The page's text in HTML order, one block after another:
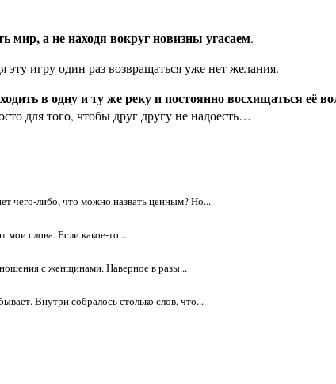
мир, а не находя вокруг новизны угасаем.
игру один раз возвращаться уже нет желания.
в одну и ту же реку и постоянно восхищаться её
для того, чтобы друг другу не надоесть…
чего-либо, что можно назвать ценным? Но...
мои слова. Если какое-то...
с женщинами. Наверное в разы...
Внутри собралось столько слов, что...